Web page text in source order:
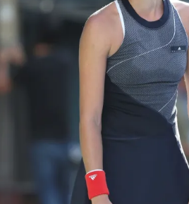
Curling
Golf
Gymnastika